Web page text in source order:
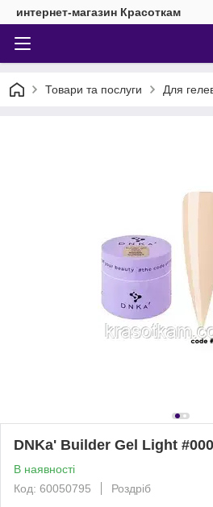
интернет-магазин Красоткам
Товари та послуги Для
DNKa' Builder Gel Light
В наявності
Код: 60050795
Роздріб